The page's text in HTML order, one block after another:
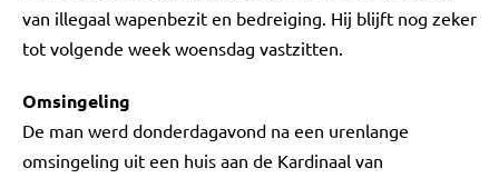
van illegaal wapenbezit en bedreiging. Hij blijft nog zeker
tot volgende week woensdag vastzitten.
Omsingeling
De man werd donderdagavond na een urenlange
omsingeling uit een huis aan de Kardinaal van